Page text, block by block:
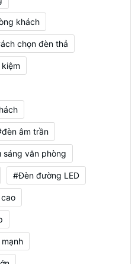
khách
chọn đèn thả
âm trần
sáng văn phòng
#Đèn đường LED